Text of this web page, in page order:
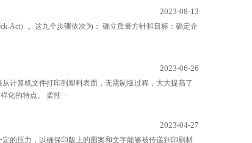
2023-08-13
Act）。这九个步骤依次为： 确立质量方针和目标：确定企
2023-06-26
计算机文件打印到塑料表面，无需制版过程，大大提高了
化的特点。 柔性···
2023-04-27
的压力，以确保印版上的图案和文字能够被传递到印刷材